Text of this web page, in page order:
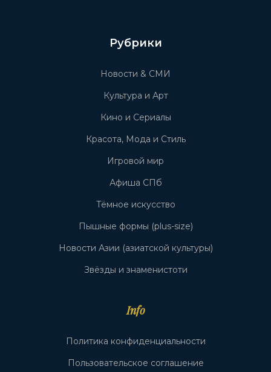
Рубрики
Новости & СМИ
Культура и Арт
Кино и Сериалы
Красота, Мода и Стиль
Игровой мир
Афиша СПб
Тёмное искусство
Пышные формы (plus-size)
Новости Азии (азиатской культуры)
Звёзды и знаменистоти
Info
Политика конфиденциальности
Пользовательское соглашение